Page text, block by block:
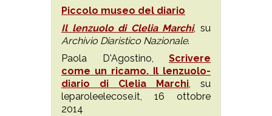
Piccolo museo del diario
Il lenzuolo di Clelia Marchi, su
Archivio Diaristico Nazionale.
Paola D'Agostino, Scrivere
come un ricamo. Il lenzuolo-
diario di Clelia Marchi, su
leparoleelecose.it, 16 ottobre
2014